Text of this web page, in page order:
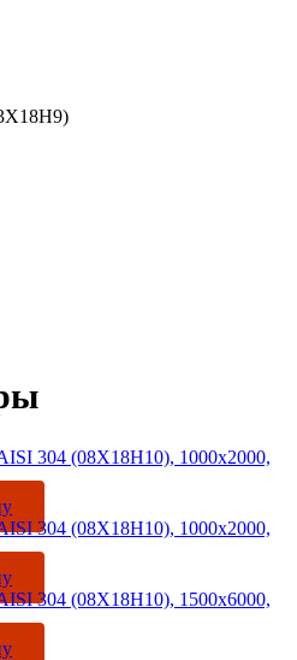
304 (08Х18Н10), 1000х2000,
304 (08Х18Н10), 1000х2000,
304 (08Х18Н10), 1500х6000,